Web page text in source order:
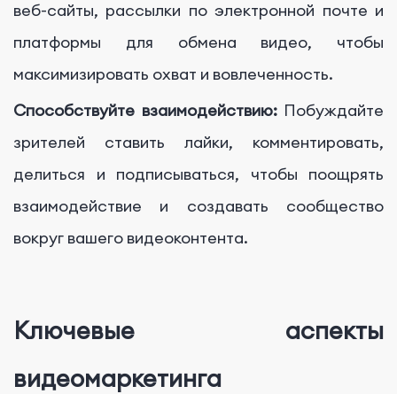
веб-сайты, рассылки по электронной почте и
платформы для обмена видео, чтобы
максимизировать охват и вовлеченность.
Способствуйте взаимодействию:Побуждайте
зрителей ставить лайки, комментировать,
делиться и подписываться, чтобы поощрять
взаимодействие и создавать сообщество
вокруг вашего видеоконтента.
Ключевые аспекты
видеомаркетинга